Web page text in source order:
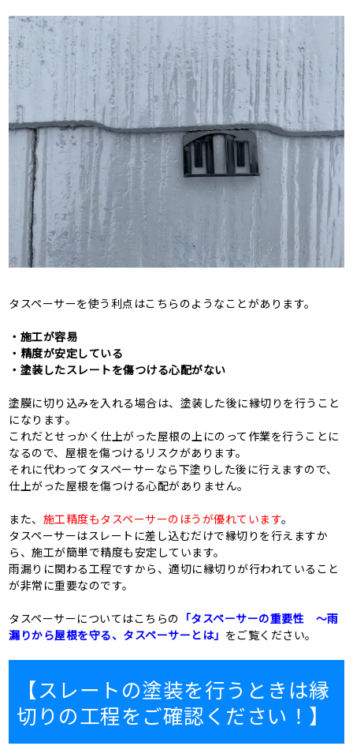
タスペーサーを使う利点はこちらのようなことがあります。
・施工が容易
・精度が安定している
・塗装したスレートを傷つける心配がない
塗膜に切り込みを入れる場合は、塗装した後に縁切りを行うこと
になります。
これだとせっかく仕上がった屋根の上にのって作業を行うことに
なるので、屋根を傷つけるリスクがあります。
それに代わってタスペーサーなら下塗りした後に行えますので、
仕上がった屋根を傷つける心配がありません。
また、 施工精度もタスペーサーのほうが優れています。
タスペーサーはスレートに差し込むだけで縁切りを行えますか
ら、施工が簡単で精度も安定しています。
雨漏りに関わる工程ですから、適切に縁切りが行われていること
が非常に重要なのです。
タスペーサーについてはこちらの 「タスペーサーの重要性 ～雨
漏りから屋根を守る、タスペーサーとは」 をご覧ください。
【スレートの塗装を行うときは縁
切りの工程をご確認ください！】